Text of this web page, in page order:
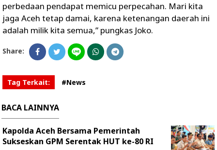
perbedaan pendapat memicu perpecahan. Mari kita
jaga Aceh tetap damai, karena ketenangan daerah ini
adalah milik kita semua,” pungkas Joko.
Share:
Tag Terkait: #News
BACA LAINNYA
Kapolda Aceh Bersama Pemerintah
Sukseskan GPM Serentak HUT ke-80 RI